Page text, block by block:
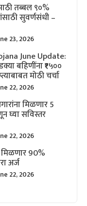
तब्बल ९०%
सुवर्णसंधी –
23, 2026
June Update:
बहिणींना ₹१५००
मोठी चर्चा
22, 2026
मिळणार 5
घ्या सविस्तर
22, 2026
90%
अर्ज
22, 2026